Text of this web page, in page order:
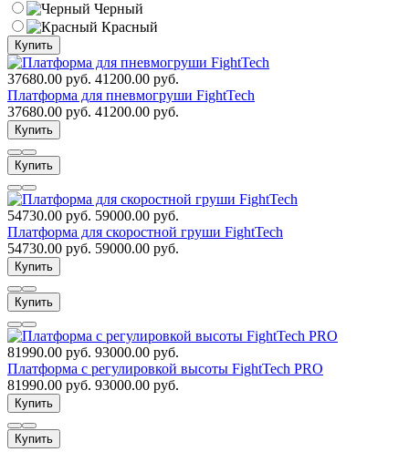
Черный
Красный
Купить
37680.00 руб. 41200.00 руб.
Платформа для пневмогруши FightTech
37680.00 руб. 41200.00 руб.
Купить
Купить
54730.00 руб. 59000.00 руб.
Платформа для скоростной груши FightTech
54730.00 руб. 59000.00 руб.
Купить
Купить
81990.00 руб. 93000.00 руб.
Платформа с регулировкой высоты FightTech PRO
81990.00 руб. 93000.00 руб.
Купить
Купить